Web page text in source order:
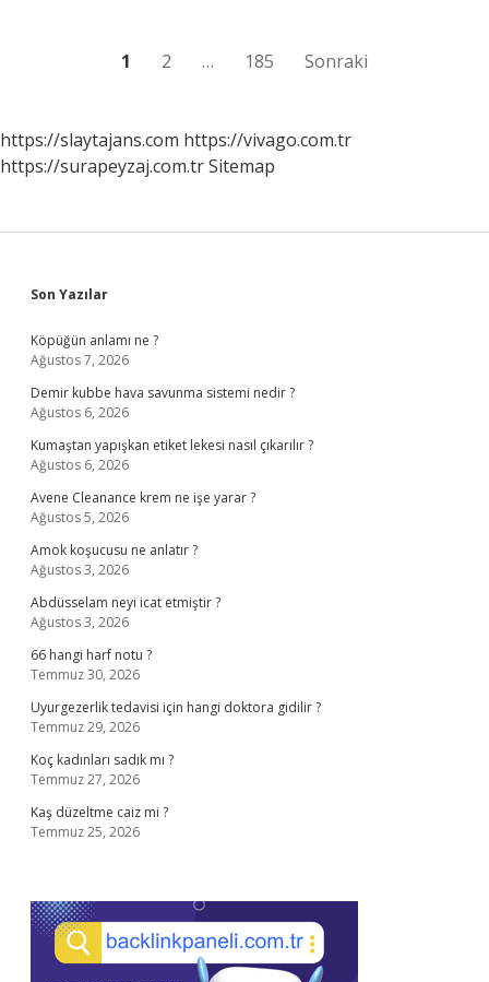
1 2 … 185 Sonraki
https://slaytajans.com https://vivago.com.tr
https://surapeyzaj.com.trSitemap
Sidebar
Son Yazılar
Köpüğün anlamı ne ?
Ağustos 7, 2026
Demir kubbe hava savunma sistemi nedir ?
Ağustos 6, 2026
Kumaştan yapışkan etiket lekesi nasıl çıkarılır ?
Ağustos 6, 2026
Avene Cleanance krem ne işe yarar ?
Ağustos 5, 2026
Amok koşucusu ne anlatır ?
Ağustos 3, 2026
Abdüsselam neyi icat etmiştir ?
Ağustos 3, 2026
66 hangi harf notu ?
Temmuz 30, 2026
Uyurgezerlik tedavisi için hangi doktora gidilir ?
Temmuz 29, 2026
Koç kadınları sadık mı ?
Temmuz 27, 2026
Kaş düzeltme caiz mi ?
Temmuz 25, 2026